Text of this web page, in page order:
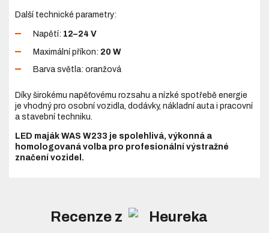
Další technické parametry:
Napětí: 12–24 V
Maximální příkon: 20 W
Barva světla: oranžová
Díky širokému napěťovému rozsahu a nízké spotřebě energie
je vhodný pro osobní vozidla, dodávky, nákladní auta i pracovní
a stavební techniku.
LED maják WAS W233 je spolehlivá, výkonná a
homologovaná volba pro profesionální výstražné
značení vozidel.
Recenze z